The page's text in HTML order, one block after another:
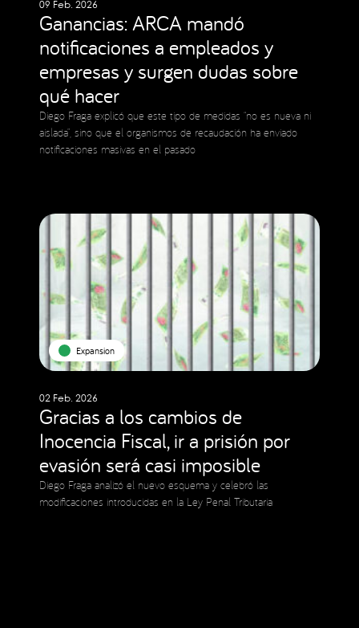
09 Feb. 2026
Ganancias: ARCA mandó
notificaciones a empleados y
empresas y surgen dudas sobre
qué hacer
Diego Fraga explicó que este tipo de medidas “no es nueva ni
aislada”, sino que el organismos de recaudación ha enviado
notificaciones masivas en el pasado
Expansion
02 Feb. 2026
Gracias a los cambios de
Inocencia Fiscal, ir a prisión por
evasión será casi imposible
Diego Fraga analizó el nuevo esquema y celebró las
modificaciones introducidas en la Ley Penal Tributaria